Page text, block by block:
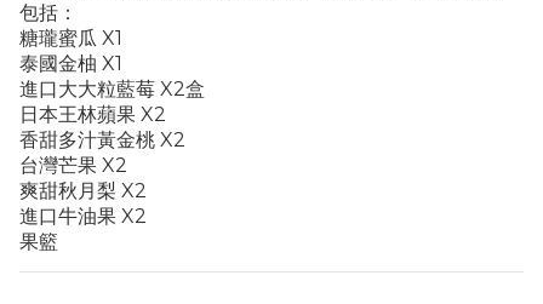
包括：
糖瓏蜜瓜 X1
泰國金柚 X1
進口大大粒藍莓 X2盒
日本王林蘋果 X2
香甜多汁黃金桃 X2
台灣芒果 X2
爽甜秋月梨 X2
進口牛油果 X2
果籃